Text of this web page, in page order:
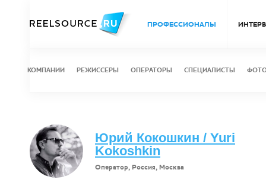
ПРОФЕССИОНАЛЫ
КОМПАНИИ РЕЖИССЕРЫ ОПЕРАТОРЫ СПЕЦИАЛИСТЫ
Юрий Кокошкин / Yuri
Kokoshkin
Оператор, Россия, Москва